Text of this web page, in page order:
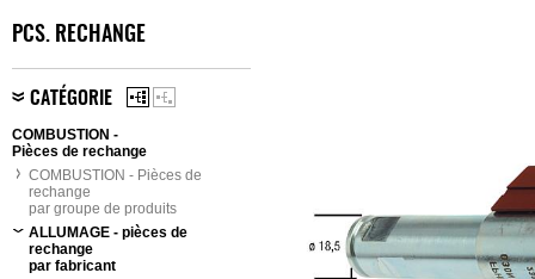
PCS. RECHANGE
CATÉGORIE
COMBUSTION -
Pièces de rechange
COMBUSTION - Pièces de
rechange
par groupe de produits
ALLUMAGE - pièces de
rechange
par fabricant